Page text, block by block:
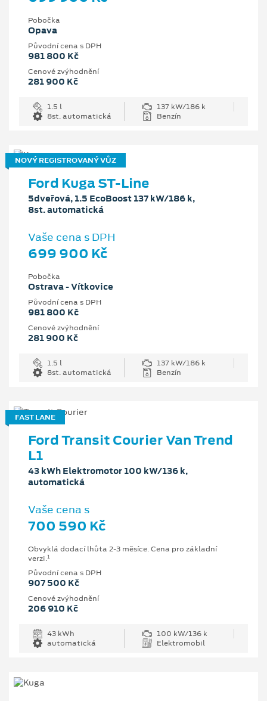
Pobočka
Opava
Původní cena s DPH
981 800 Kč
Cenové zvýhodnění
281 900 Kč
1.5 l
137 kW/186 k
8st. automatická
Benzín
NOVÝ REGISTROVANÝ VŮZ
Ford Kuga ST-Line
5dveřová, 1.5 EcoBoost 137 kW/186 k,
8st. automatická
Vaše cena s DPH
699 900 Kč
Pobočka
Ostrava - Vítkovice
Původní cena s DPH
981 800 Kč
Cenové zvýhodnění
281 900 Kč
1.5 l
137 kW/186 k
8st. automatická
Benzín
FAST LANE
Ford Transit Courier Van Trend
L1
43 kWh Elektromotor 100 kW/136 k,
automatická
Vaše cena s
700 590 Kč
Obvyklá dodací lhůta 2-3 měsíce. Cena pro základní
verzi.1
Původní cena s DPH
907 500 Kč
Cenové zvýhodnění
206 910 Kč
43 kWh
100 kW/136 k
automatická
Elektromobil